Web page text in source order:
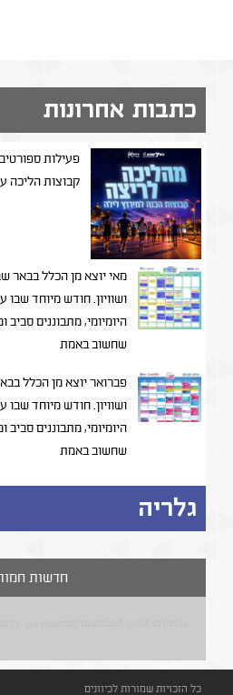
כתבות אחרונות
פעילות
קבוצות הליכה
מאי יוצא מן הכלל בבאר
ושוויון. חודש מיוחד
היומיומי, מתבוננים
שחשוב באמת
פברואר יוצא מן הכלל
ושוויון. חודש מיוחד
היומיומי, מתבוננים
שחשוב באמת
גלריה
חדשות
כל הזכויות שמורות לכיוונים